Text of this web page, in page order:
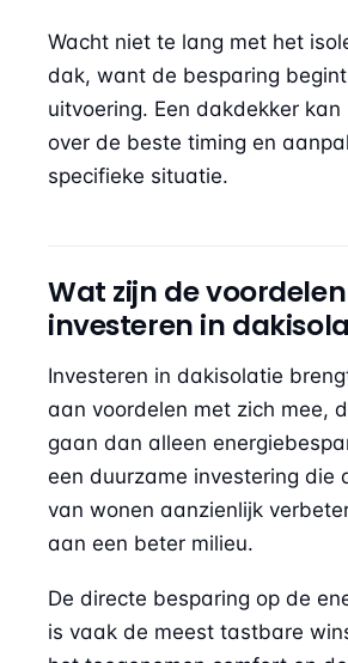
Wacht niet te lang met het
dak, want de besparing
uitvoering. Een dakdekker kan
over de beste timing en
specifieke situatie.
Wat zijn de
investeren in
Investeren in dakisolatie
aan voordelen met zich mee,
gaan dan alleen
een duurzame investering die
van wonen aanzienlijk
aan een beter milieu.
De directe besparing op de
is vaak de meest tastbare